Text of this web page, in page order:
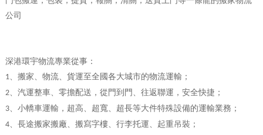
公司
深港環宇物流專業從事：
1、搬家、物流、貨運至全國各大城市的物流運輸；
2、汽運整車、零擔配送，從門到門、往返聯運，安全快捷；
3、小轎車運輸，超高、超寬、超長等大件特殊設備的運輸業務；
4、長途搬家搬廠、搬寫字樓、行李托運、起重吊裝；